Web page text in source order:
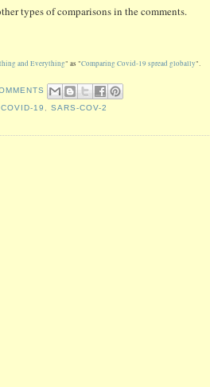
types of comparisons in the comments.
and Everything" as "Comparing Covid-19 spread globally".
COVID-19 ,SARS-COV-2